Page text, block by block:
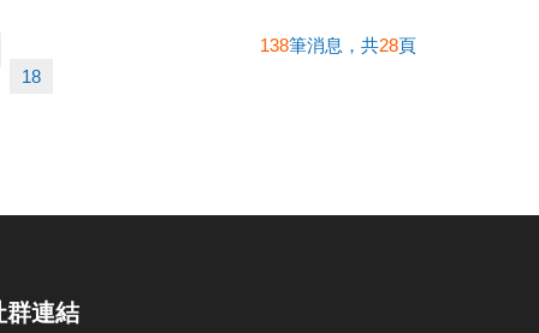
18
138筆消息，共28頁
群連結